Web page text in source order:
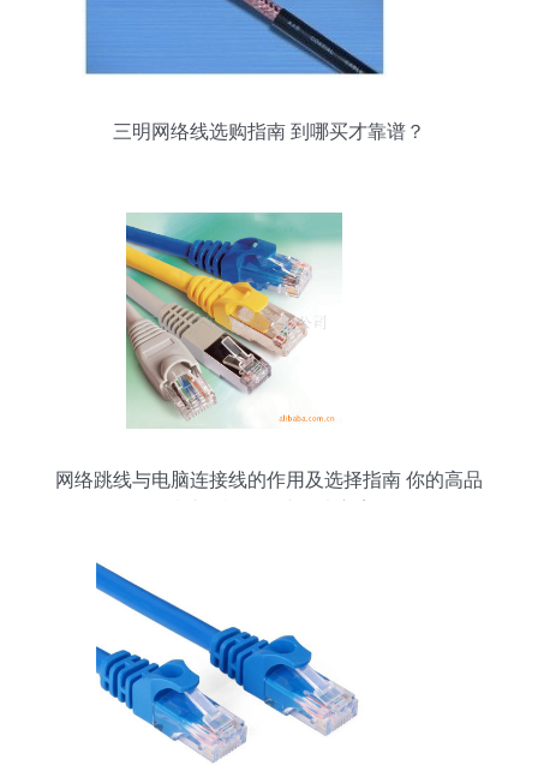
三明网络线选购指南 到哪买才靠谱？
网络跳线与电脑连接线的作用及选择指南 你的高品